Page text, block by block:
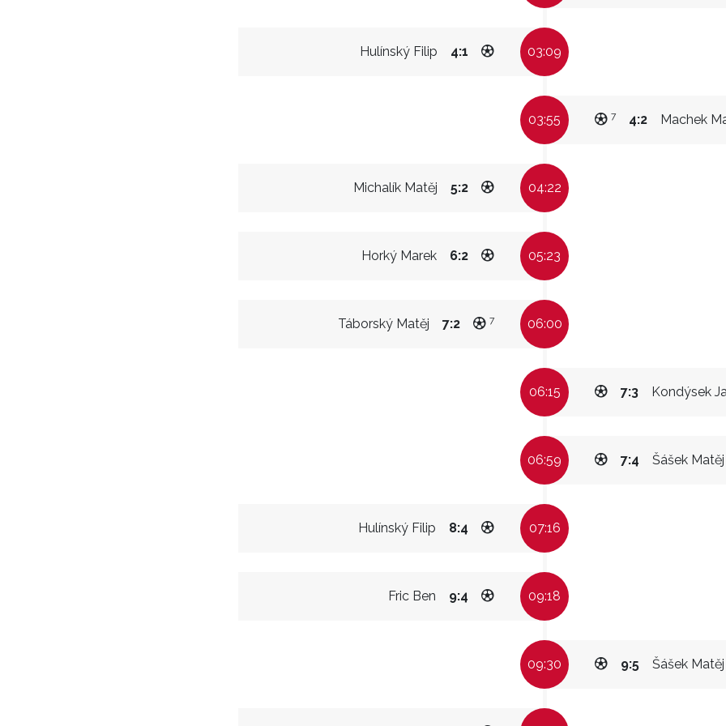
Hulínský Filip 4:1 03:09
03:55 Machek
4:2
7
Michalík Matěj 5:2 04:22
Horký Marek 6:2 05:23
Táborský Matěj 7:2 7 06:00
06:15 Kondýsek
7:3
06:59 Šášek Matěj
7:4
Hulínský Filip 8:4 07:16
Fric Ben 9:4 09:18
09:30 Šášek Matěj
9:5